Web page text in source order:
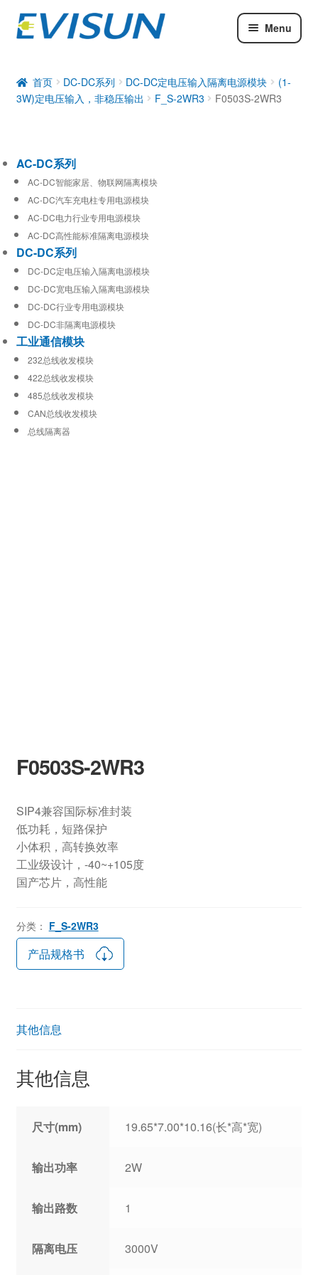
Menu
DC-DC系列
工业通信模块
首页 DC-DC系列 DC-DC定电压输入隔离电源模块
(1-
3W)定电压输入，非稳压输出
F_S-2WR3 F0503S-2WR3
F0503S-2WR3
SIP4兼容国际标准封装
低功耗，短路保护
小体积，高转换效率
工业级设计，-40~+105度
国产芯片，高性能
分类： F_S-2WR3
产品规格书
其他信息
其他信息
尺寸(mm) 19.65*7.00*10.16(长*高*宽)
输出功率 2W
输出路数 1
隔离电压 3000V
AC-DC系列
AC-DC智能家居、物联网隔离模块
AC-DC汽车充电柱专用电源模块
AC-DC电力行业专用电源模块
AC-DC高性能标准隔离电源模块
DC-DC系列
DC-DC定电压输入隔离电源模块
DC-DC宽电压输入隔离电源模块
DC-DC行业专用电源模块
DC-DC非隔离电源模块
工业通信模块
232总线收发模块
422总线收发模块
485总线收发模块
CAN总线收发模块
总线隔离器